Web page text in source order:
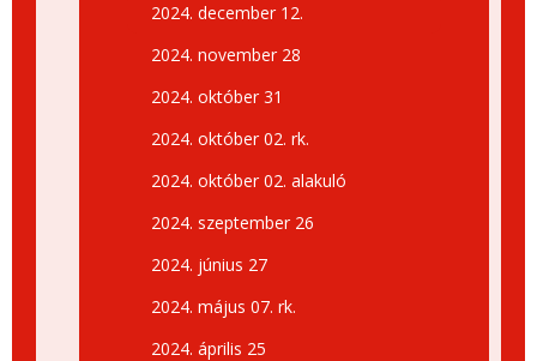
2024. december 12.
2024. november 28
2024. október 31
2024. október 02. rk.
2024. október 02. alakuló
2024. szeptember 26
2024. június 27
2024. május 07. rk.
2024. április 25